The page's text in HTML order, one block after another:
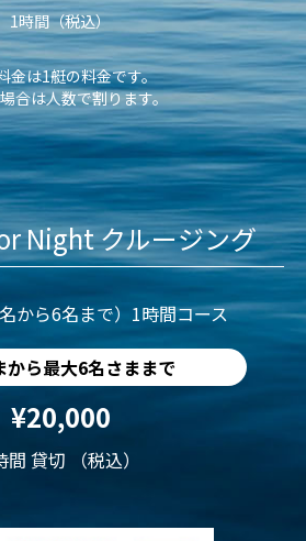
1時間（税込）
金は1艇の料金です。
合は人数で割ります。
Night クルージング
から6名まで）1時間コース
から最大6名さままで
¥20,000
間 貸切 （税込）